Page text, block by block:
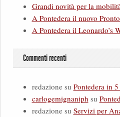
Grandi novità per la
A Pontedera il nuovo
A Pontedera il Leonardo’s
Commenti recenti
redazionesu Pontedera in
carlogemignaniph su
redazionesu Servizi per